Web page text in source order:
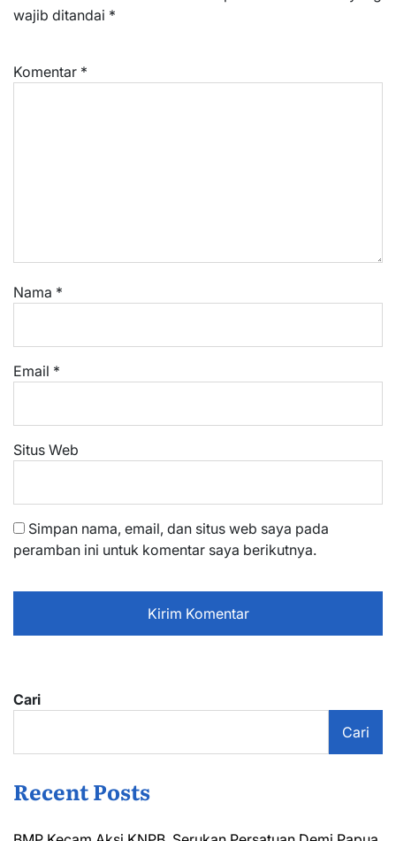
wajib ditandai *
Komentar *
Nama *
Email *
Situs Web
Simpan nama, email, dan situs web saya pada
peramban ini untuk komentar saya berikutnya.
Cari
Cari
Recent Posts